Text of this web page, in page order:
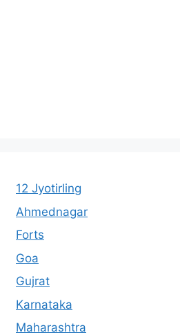
12 Jyotirling
Ahmednagar
Forts
Goa
Gujrat
Karnataka
Maharashtra